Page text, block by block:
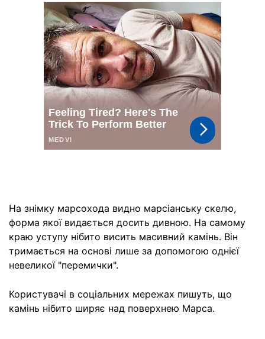
На знімку марсохода видно марсіанську скелю,
форма якої видається досить дивною. На самому
краю уступу нібито висить масивний камінь. Він
тримається на основі лише за допомогою однієї
невеликої "перемички".
Користувачі в соціальних мережах пишуть, що
камінь нібито ширяє над поверхнею Марса.